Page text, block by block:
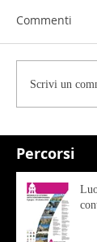
Percorsi
Commenti
Scrivi un